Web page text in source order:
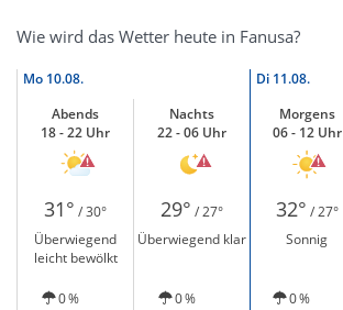
Wie wird das Wetter heute in Fanusa?
Mo 10.08. Di 11.08.
Abends
18 - 22 Uhr
Nachts
22 - 06 Uhr
Morgens
06 - 12 Uhr
31° / 30° 29° / 27° 32° / 27°
Überwiegend
leicht bewölkt
Überwiegend klar Sonnig
0 % 0 % 0 %